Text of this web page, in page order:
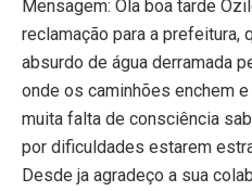
Mensagem: Ola boa tarde
reclamação para a prefeitura,
absurdo de água derramada
onde os caminhões enchem
muita falta de consciência
por dificuldades estarem
Desde ja agradeço a sua